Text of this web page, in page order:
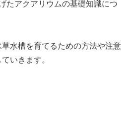
たアクアリウムの基礎知識につ
水槽を育てるための方法や注意
いきます。